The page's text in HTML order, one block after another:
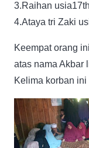
3.Raihan
4.Ataya tri Zaki
Keempat orang
atas nama Akbar
Kelima korban